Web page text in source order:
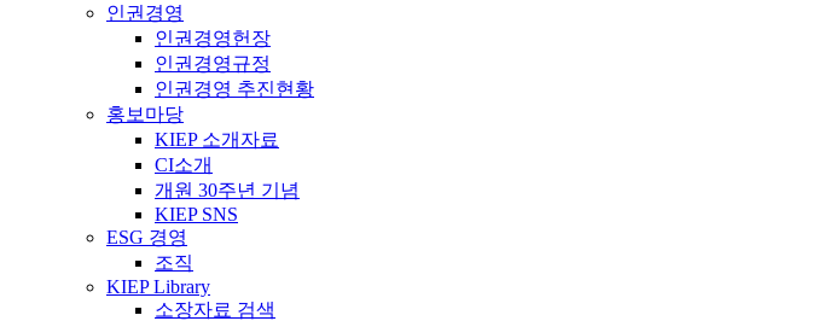
인권경영
인권경영헌장
인권경영규정
인권경영 추진현황
홍보마당
KIEP 소개자료
CI소개
개원 30주년 기념
KIEP SNS
ESG 경영
조직
KIEP Library
소장자료 검색